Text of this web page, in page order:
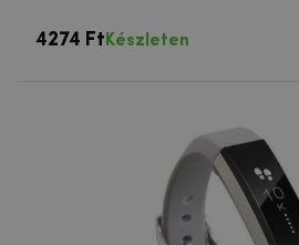
4274 Ft Készleten